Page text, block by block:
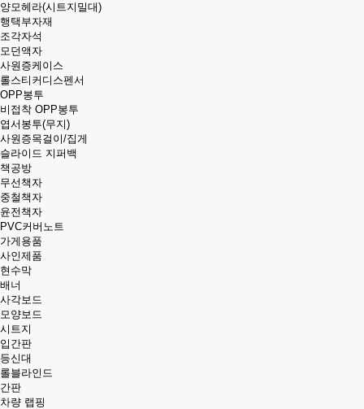
양모헤라(시트지밀대)
행택부자재
조각자석
모던액자
사원증케이스
롤스티커디스펜서
OPP봉투
비접착 OPP봉투
엽서봉투(무지)
사원증목걸이/집게
슬라이드 지퍼백
책공방
무선책자
중철책자
윤전책자
PVC커버노트
가게용품
사인제품
현수막
배너
사각보드
모양보드
시트지
입간판
등신대
롤블라인드
간판
차량 랩핑